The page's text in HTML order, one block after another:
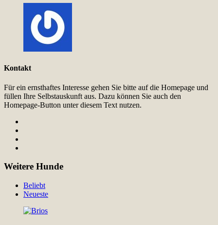
Kontakt
Für ein ernsthaftes Interesse gehen Sie bitte auf die Homepage und
füllen Ihre Selbstauskunft aus. Dazu können Sie auch den
Homepage-Button unter diesem Text nutzen.
Weitere Hunde
Beliebt
Neueste